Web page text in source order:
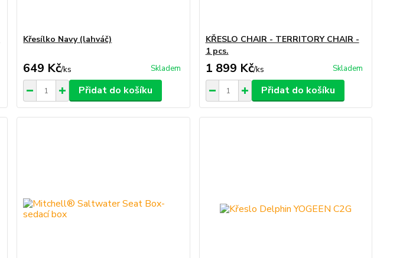
Křesílko Navy (lahváč)
649 Kč/ks Skladem
Přidat do košíku
KŘESLO CHAIR - TERRITORY CHAIR -
1 pcs.
1 899 Kč/ks Skladem
Přidat do košíku